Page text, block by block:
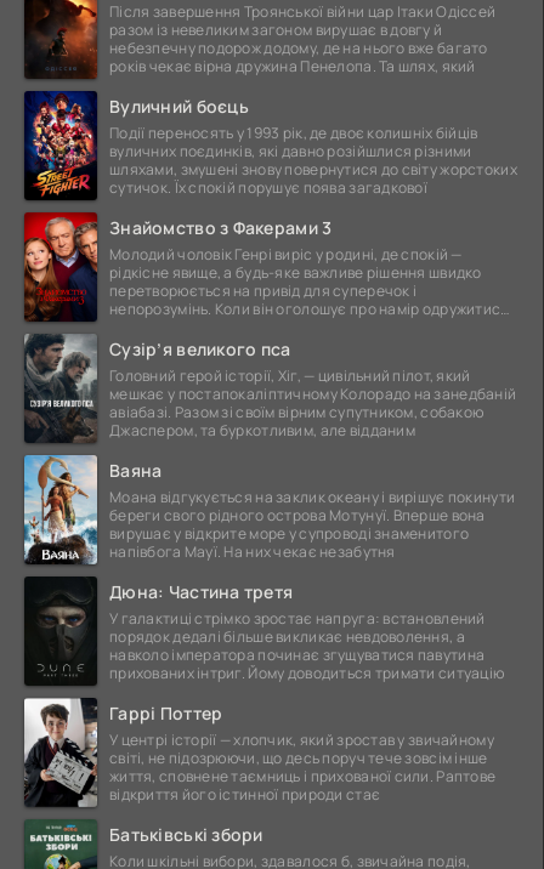
Після завершення Троянської війни цар Ітаки Одіссей
разом із невеликим загоном вирушає в довгу й
небезпечну подорож додому, де на нього вже багато
років чекає вірна дружина Пенелопа. Та шлях, який
Вуличний боєць
Події переносять у 1993 рік, де двоє колишніх бійців
вуличних поєдинків, які давно розійшлися різними
шляхами, змушені знову повернутися до світу жорстоких
сутичок. Їх спокій порушує поява загадкової
Знайомство з Факерами 3
Молодий чоловік Генрі виріс у родині, де спокій —
рідкісне явище, а будь-яке важливе рішення швидко
перетворюється на привід для суперечок і
непорозумінь. Коли він оголошує про намір одружитися,
Сузір’я великого пса
Головний герой історії, Хіг, — цивільний пілот, який
мешкає у постапокаліптичному Колорадо на занедбаній
авіабазі. Разом зі своїм вірним супутником, собакою
Джаспером, та буркотливим, але відданим
Ваяна
Моана відгукується на заклик океану і вирішує покинути
береги свого рідного острова Мотунуї. Вперше вона
вирушає у відкрите море у супроводі знаменитого
напівбога Мауї. На них чекає незабутня
Дюна: Частина третя
У галактиці стрімко зростає напруга: встановлений
порядок дедалі більше викликає невдоволення, а
навколо імператора починає згущуватися павутина
прихованих інтриг. Йому доводиться тримати ситуацію
Гаррі Поттер
У центрі історії — хлопчик, який зростав у звичайному
світі, не підозрюючи, що десь поруч тече зовсім інше
життя, сповнене таємниць і прихованої сили. Раптове
відкриття його істинної природи стає
Батьківські збори
Коли шкільні вибори, здавалося б, звичайна подія,